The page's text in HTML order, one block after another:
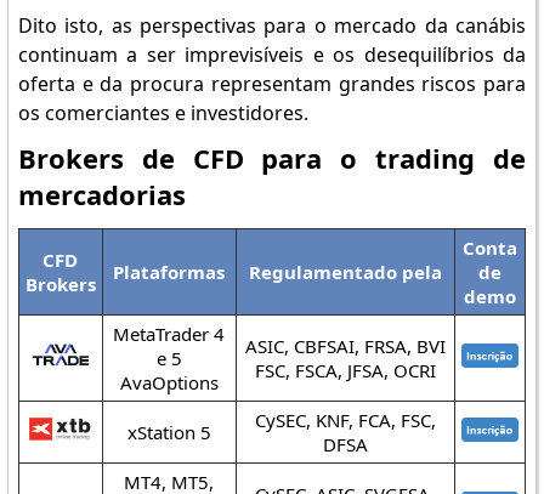
Dito isto, as perspectivas para o mercado da canábis
continuam a ser imprevisíveis e os desequilíbrios da
oferta e da procura representam grandes riscos para
os comerciantes e investidores.
Brokers de CFD para o trading de
mercadorias
CFD
Brokers
Plataformas Regulamentado pela
Conta
de
demo
MetaTrader 4
e 5
AvaOptions
ASIC, CBFSAI, FRSA, BVI
FSC, FSCA, JFSA, OCRI
xStation 5
CySEC, KNF, FCA, FSC,
DFSA
MT4, MT5,